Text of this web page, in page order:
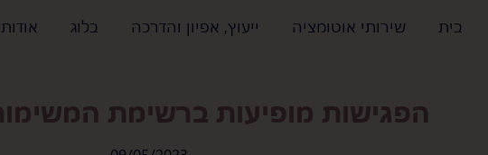
בית שירותי אוטומציה ייעוץ, אפיון והדרכה בלוג אודות
הפגישות מופיעות ברשימת